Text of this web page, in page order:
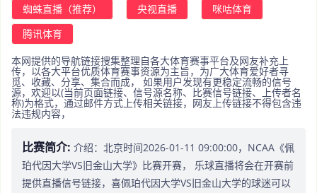
蜘蛛直播（推荐）
央视直播
咪咕体育
腾讯体育
本网提供的导航链接搜集整理自各大体育赛事平台及网友补充上
传，以各大平台优质体育赛事资源为主旨，为广大体育爱好者寻
觅、收藏、分享、集合而成， 如果用户发现有更稳定流畅的信号
源，欢迎以(当前页面链接、信号源名称、比赛信号链接、上传者名
称)为格式，通过邮件方式上传相关链接，网友上传链接不得包含违
法违规内容，
比赛简介: 介绍：北京时间2026-01-11 09:00:00，NCAA《佩
珀代因大学VS旧金山大学》比赛开赛， 乐球直播将会在开赛前
提供直播信号链接，喜佩珀代因大学VS旧金山大学的球迷可以